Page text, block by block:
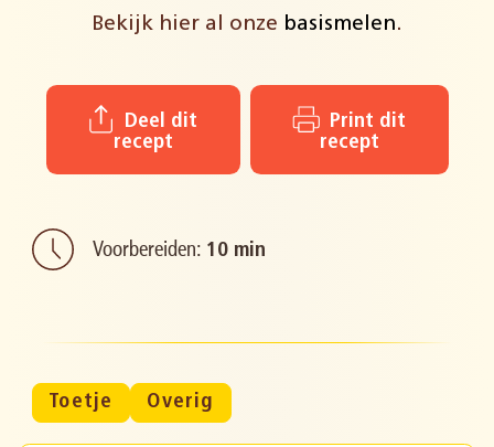
Bekijk hier al onze basismelen.
recept
recept
Voorbereiden: 10 min
Toetje Overig